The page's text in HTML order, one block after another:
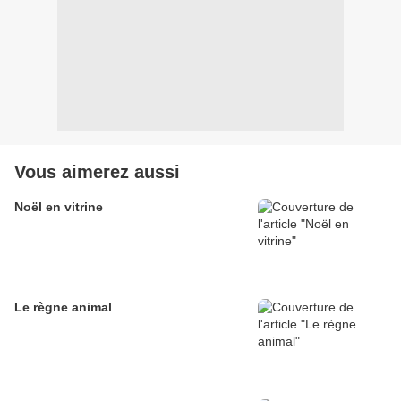
Vous aimerez aussi
Noël en vitrine
Le règne animal